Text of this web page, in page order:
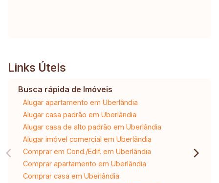
Links Úteis
Busca rápida de Imóveis
Alugar apartamento em Uberlândia
Alugar casa padrão em Uberlândia
Alugar casa de alto padrão em Uberlândia
Alugar imóvel comercial em Uberlândia
Comprar em Cond./Edif. em Uberlândia
Comprar apartamento em Uberlândia
Comprar casa em Uberlândia